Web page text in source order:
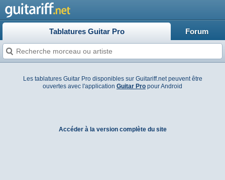
Tablatures Guitar Pro Forum
Les tablatures Guitar Pro disponibles sur Guitariff.net peuvent être
ouvertes avec l'application Guitar Pro pour Android
Accéder à la version complète du site